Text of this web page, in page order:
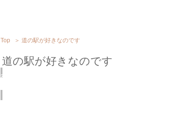
Top ＞ 道の駅が好きなのです
道の駅が好きなのです
2016